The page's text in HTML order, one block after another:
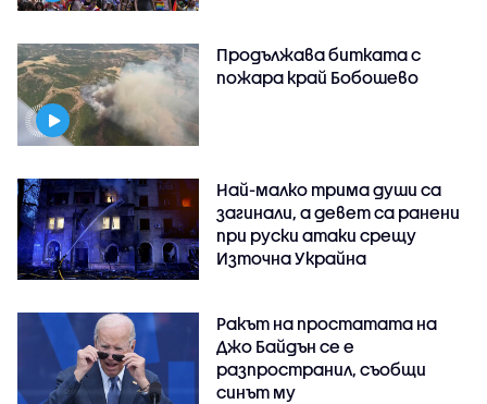
Продължава битката с
пожара край Бобошево
Най-малко трима души са
загинали, а девет са ранени
при руски атаки срещу
Източна Украйна
Ракът на простатата на
Джо Байдън се е
разпространил, съобщи
синът му